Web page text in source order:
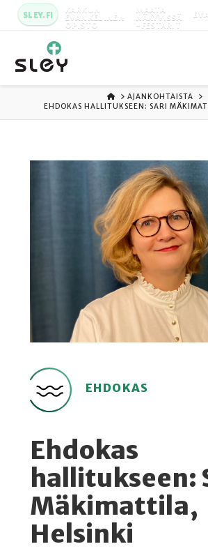
SLEY.FI KARKUN
EVANKELINEN
OPISTO
MAATA
NÄKYVISSÄ
-FESTARIT
ETUSIVU
AJANKOHTAISTA
EHDOKAS HALLITUKSEEN: SARI
EHDOKAS
Ehdokas
hallitukseen:
Mäkimattila,
Helsinki